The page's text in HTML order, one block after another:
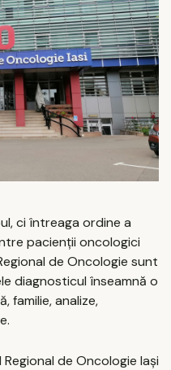
ci întreaga ordine a
pacienții oncologici
de Oncologie sunt
diagnosticul înseamnă o
familie, analize,
de Oncologie Iași